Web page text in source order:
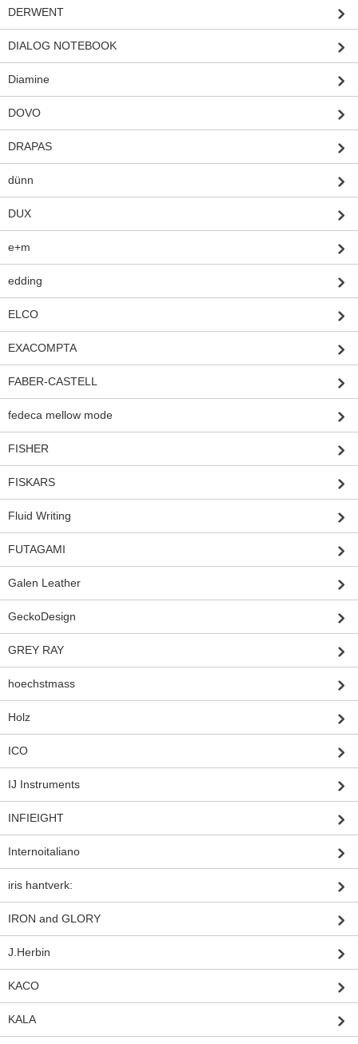
DERWENT
DIALOG NOTEBOOK
Diamine
DOVO
DRAPAS
dünn
DUX
e+m
edding
ELCO
EXACOMPTA
FABER-CASTELL
fedeca mellow mode
FISHER
FISKARS
Fluid Writing
FUTAGAMI
Galen Leather
GeckoDesign
GREY RAY
hoechstmass
Holz
ICO
IJ Instruments
INFIEIGHT
Internoitaliano
iris hantverk:
IRON and GLORY
J.Herbin
KACO
KALA